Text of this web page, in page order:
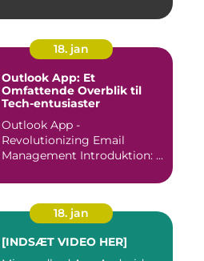
18. jan
Outlook App: Et
Omfattende Overblik til
Tech-entusiaster
Outlook App -
Revolutionizing Email
Management Introduktion: ...
18. jan
[INDSÆT VIDEO HER]